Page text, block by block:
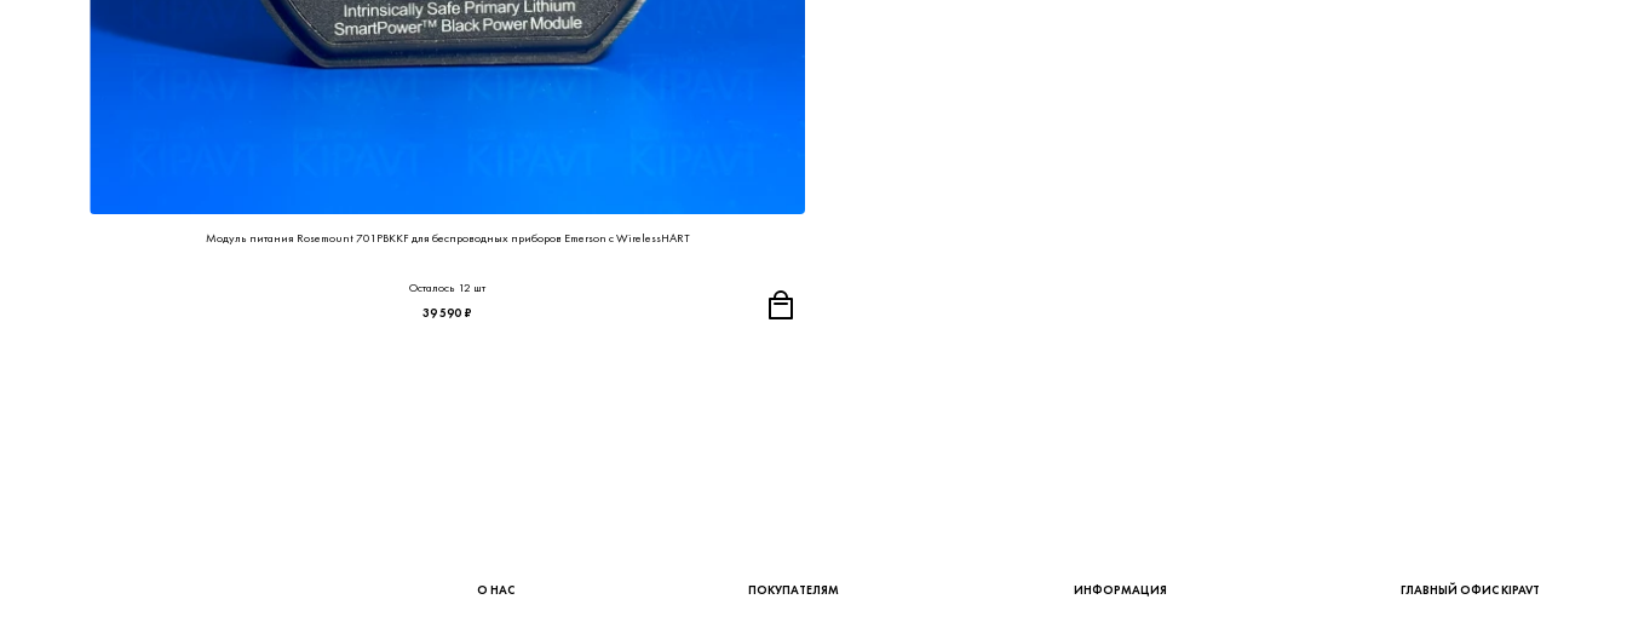
Модуль питания Rosemount 701PBKKF для беспроводных приборов Emerson с WirelessHART
Осталось 12 шт
39 590 ₽
О НАС ПОКУПАТЕЛЯМ ИНФОРМАЦИЯ ГЛАВНЫЙ ОФИС KIPAVT